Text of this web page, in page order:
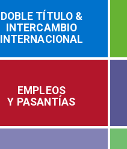
DOBLE TÍTULO &
INTERCAMBIO
INTERNACIONAL
EMPLEOS
Y PASANTÍAS